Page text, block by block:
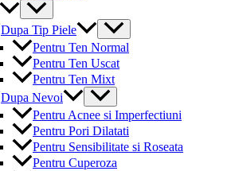
Menu
Toggle
Dupa Tip Piele
Menu
Toggle
Pentru Ten Normal
Pentru Ten Uscat
Pentru Ten Mixt
Dupa Nevoi
Menu
Toggle
Pentru Acnee si Imperfectiuni
Pentru Pori Dilatati
Pentru Sensibilitate si Roseata
Pentru Cuperoza